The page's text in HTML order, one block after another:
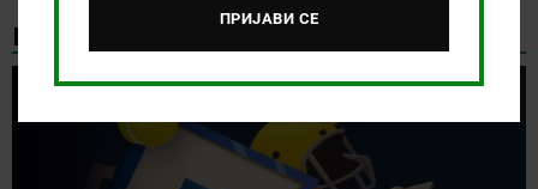
НАЈНОВИ БОНУС ВЕСТИ
ПРИЈАВИ СЕ